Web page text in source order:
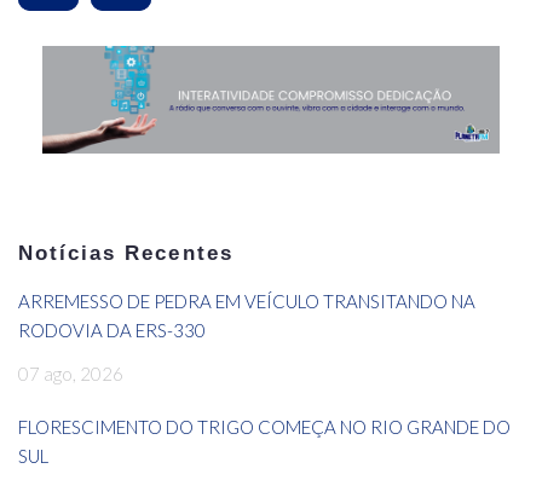
Notícias Recentes
ARREMESSO DE PEDRA EM VEÍCULO TRANSITANDO NA
RODOVIA DA ERS-330
07 ago, 2026
FLORESCIMENTO DO TRIGO COMEÇA NO RIO GRANDE DO
SUL